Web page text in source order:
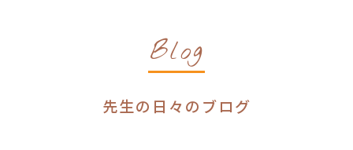
Blog
先生の日々のブログ